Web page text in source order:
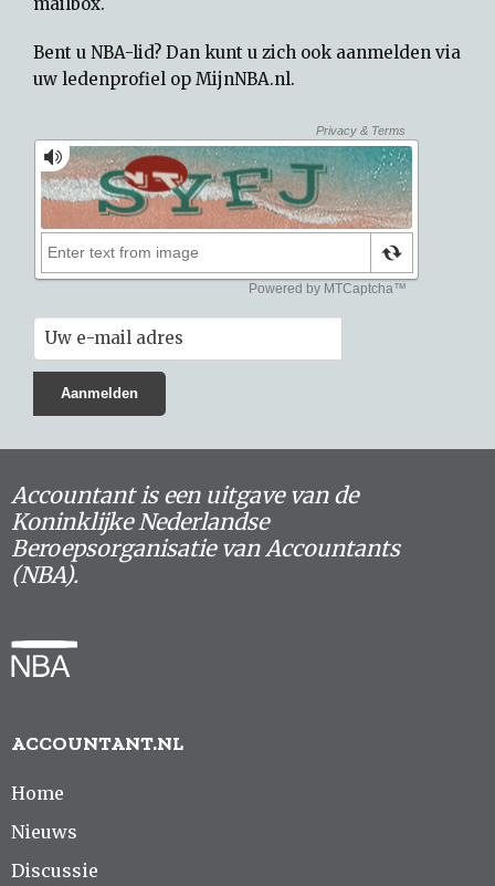
Bent u NBA-lid? Dan kunt u zich ook aanmelden via
uw ledenprofiel op MijnNBA.nl.
Accountant is een uitgave van de
Koninklijke Nederlandse
Beroepsorganisatie van Accountants
(NBA).
ACCOUNTANT.NL
Home
Nieuws
Discussie